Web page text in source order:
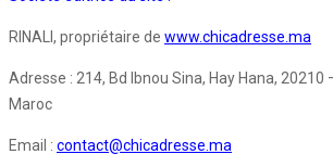
RINALI, propriétaire de www.chicadresse.ma
Adresse : 214, Bd Ibnou Sina, Hay Hana, 20210
Maroc
Email : contact@chicadresse.ma